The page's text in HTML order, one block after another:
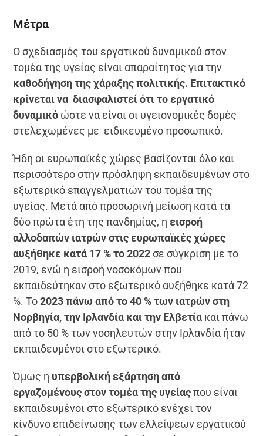
Μέτρα
Ο σχεδιασμός του εργατικού δυναμικού στον
τομέα της υγείας είναι απαραίτητος για την
καθοδήγηση της χάραξης πολιτικής. Επιτακτικό
κρίνεται να διασφαλιστεί ότι το εργατικό
δυναμικό ώστε να είναι οι υγειονομικές δομές
στελεχωμένες με ειδικευμένο προσωπικό.
Ήδη οι ευρωπαϊκές χώρες βασίζονται όλο και
περισσότερο στην πρόσληψη εκπαιδευμένων στο
εξωτερικό επαγγελματιών του τομέα της
υγείας. Μετά από προσωρινή μείωση κατά τα
δύο πρώτα έτη της πανδημίας, η εισροή
αλλοδαπών ιατρών στις ευρωπαϊκές χώρες
αυξήθηκε κατά 17 % το 2022 σε σύγκριση με το
2019, ενώ η εισροή νοσοκόμων που
εκπαιδεύτηκαν στο εξωτερικό αυξήθηκε κατά 72
%. Το2023 πάνω από το 40 % των ιατρών στη
Νορβηγία, την Ιρλανδία και την Ελβετία και πάνω
από το 50 % των νοσηλευτών στην Ιρλανδία ήταν
εκπαιδευμένοι στο εξωτερικό.
Όμως η υπερβολική εξάρτηση από
εργαζομένους στον τομέα της υγείαςπου είναι
εκπαιδευμένοι στο εξωτερικό ενέχει τον
κίνδυνο επιδείνωσης των ελλείψεων εργατικού